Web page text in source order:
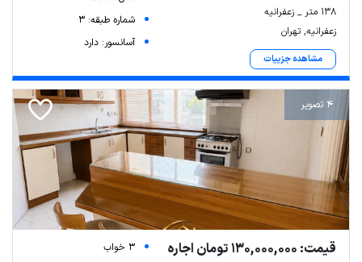
۱۳۸ متر _ زعفرانیه
زعفرانیه, تهران
مشاهده جزییات
شماره طبقه: 3
آسانسور: دارد
4 تصویر
قیمت: 130,000,000 تومان اجاره
3 خواب